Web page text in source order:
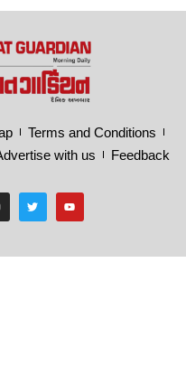
Terms and Conditions
with us Feedback